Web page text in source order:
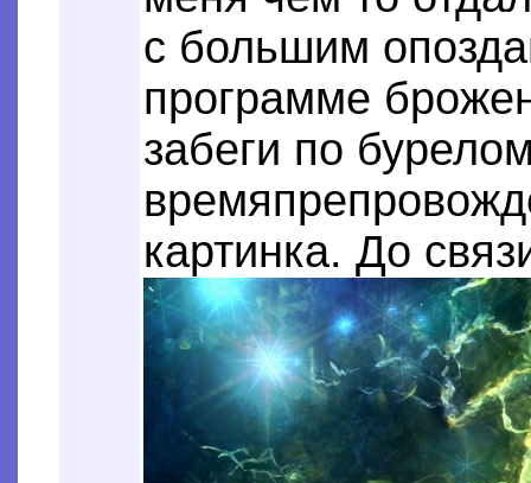
с большим
программе
забеги по
картинка. До